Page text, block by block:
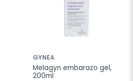
GYNEA
Melagyn embarazo gel,
200ml